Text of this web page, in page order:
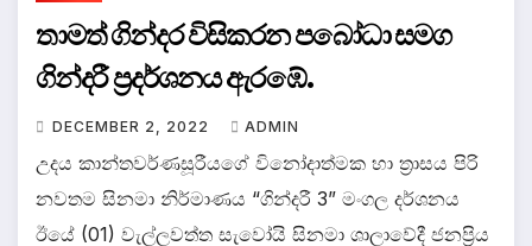
තාමත් ගින්දර විසිකරන පබෝධා සමග
ගින්දරී ප්‍රදර්ශනය ඇරඹේ.
DECEMBER 2, 2022 ADMIN
උදය කාන්තවර්ණසූරීයගේ විනෝදාත්මක හා ත්‍රාසය පිරි
නවතම සිනමා නිර්මාණය “ගින්දරී 3” මංගල දර්ශනය
ඊයේ (01) වැල්ලවත්ත සැවෝයි සිනමා ශාලාවේදී ජනප්‍රිය